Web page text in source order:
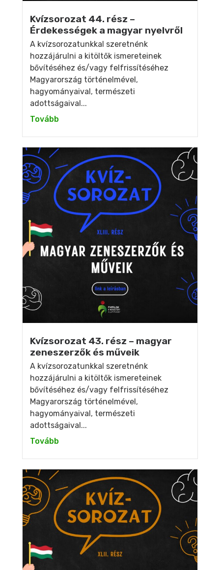
Kvízsorozat 44. rész –
Érdekességek a magyar nyelvről
A kvízsorozatunkkal szeretnénk
hozzájárulni a kitöltők ismereteinek
bővítéséhez és/vagy felfrissítéséhez
Magyarország történelmével,
hagyományaival, természeti
adottságaival...
Tovább
Kvízsorozat 43. rész – magyar
zeneszerzők és műveik
A kvízsorozatunkkal szeretnénk
hozzájárulni a kitöltők ismereteinek
bővítéséhez és/vagy felfrissítéséhez
Magyarország történelmével,
hagyományaival, természeti
adottságaival...
Tovább